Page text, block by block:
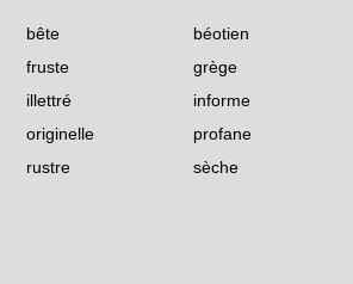
bête
béotien
fruste
grège
illettré
informe
originelle
profane
rustre
sèche